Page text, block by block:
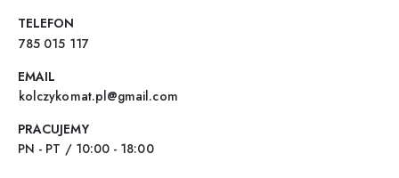
TELEFON
785 015 117
EMAIL
kolczykomat.pl@gmail.com
PRACUJEMY
PN - PT / 10:00 - 18:00